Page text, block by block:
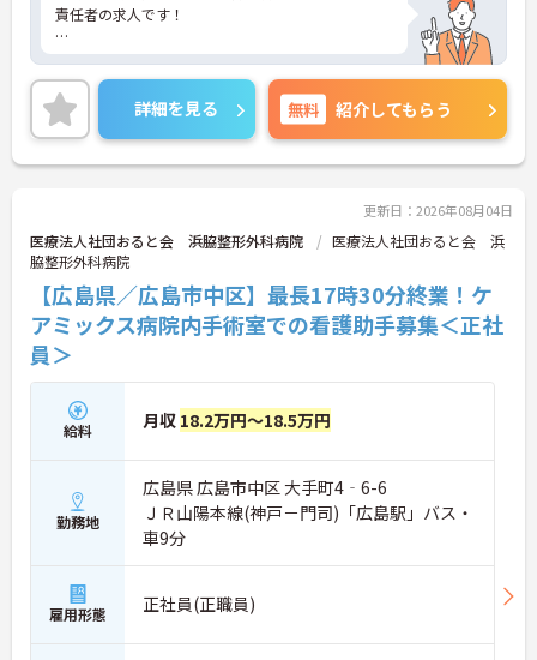
責任者の求人です！
様々なサービスを幅広く展開、提供している法人様
です★
ご興味ある方には、面接対策ポイントなど、さらに
詳細を見る 無料 紹介してもらう
更新日：2026年08月04日
医療法人社団おると会 浜脇整形外科病院
医療法人社団おると会 浜
脇整形外科病院
【広島県／広島市中区】最長17時30分終業！ケ
アミックス病院内手術室での看護助手募集＜正社
員＞
給料 月収 18.2万円～18.5万円
勤務地
広島県 広島市中区 大手町4‐6-6
ＪＲ山陽本線(神戸－門司)「広島駅」バス・
車9分
雇用形態 正社員(正職員)